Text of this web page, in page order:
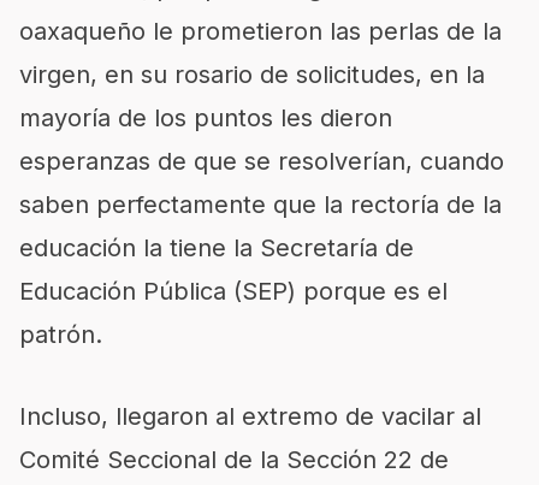
oaxaqueño le prometieron las perlas de la
virgen, en su rosario de solicitudes, en la
mayoría de los puntos les dieron
esperanzas de que se resolverían, cuando
saben perfectamente que la rectoría de la
educación la tiene la Secretaría de
Educación Pública (SEP) porque es el
patrón.
Incluso, llegaron al extremo de vacilar al
Comité Seccional de la Sección 22 de